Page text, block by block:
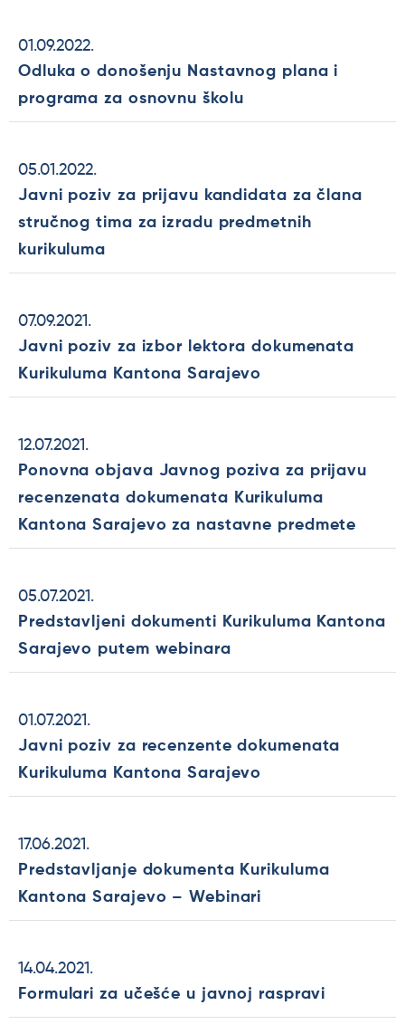
01.09.2022.
Odluka o donošenju Nastavnog plana i
programa za osnovnu školu
05.01.2022.
Javni poziv za prijavu kandidata za člana
stručnog tima za izradu predmetnih
kurikuluma
07.09.2021.
Javni poziv za izbor lektora dokumenata
Kurikuluma Kantona Sarajevo
12.07.2021.
Ponovna objava Javnog poziva za prijavu
recenzenata dokumenata Kurikuluma
Kantona Sarajevo za nastavne predmete
05.07.2021.
Predstavljeni dokumenti Kurikuluma Kantona
Sarajevo putem webinara
01.07.2021.
Javni poziv za recenzente dokumenata
Kurikuluma Kantona Sarajevo
17.06.2021.
Predstavljanje dokumenta Kurikuluma
Kantona Sarajevo – Webinari
14.04.2021.
Formulari za učešće u javnoj raspravi